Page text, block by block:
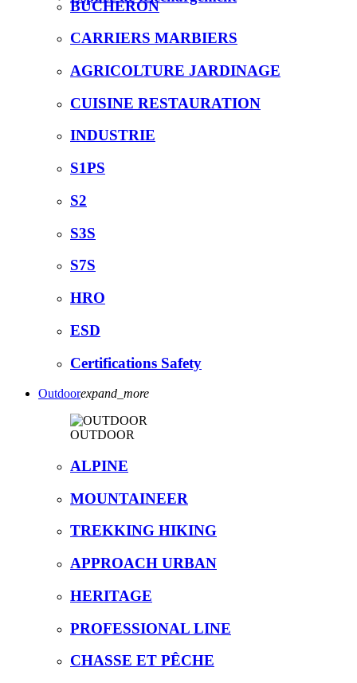
BUCHERON
CARRIERS MARBIERS
AGRICOLTURE JARDINAGE
CUISINE RESTAURATION
INDUSTRIE
S1PS
S2
S3S
S7S
HRO
ESD
Certifications Safety
Outdoorexpand_more
OUTDOOR
ALPINE
MOUNTAINEER
TREKKING HIKING
APPROACH URBAN
HERITAGE
PROFESSIONAL LINE
CHASSE ET PÊCHE